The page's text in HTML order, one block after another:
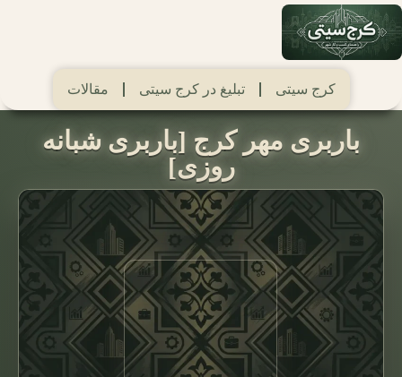
کرج سیتی تبلیغ در کرج سیتی مقالات
باربری مهر کرج [باربری شبانه
روزی]